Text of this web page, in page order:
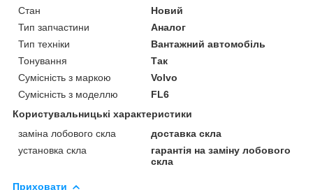
Стан
Новий
Тип запчастини
Аналог
Тип техніки
Вантажний автомобіль
Тонування
Так
Сумісність з маркою
Volvo
Сумісність з моделлю
FL6
Користувальницькі характеристики
заміна лобового скла
доставка скла
установка скла
гарантія на заміну лобового
скла
Приховати